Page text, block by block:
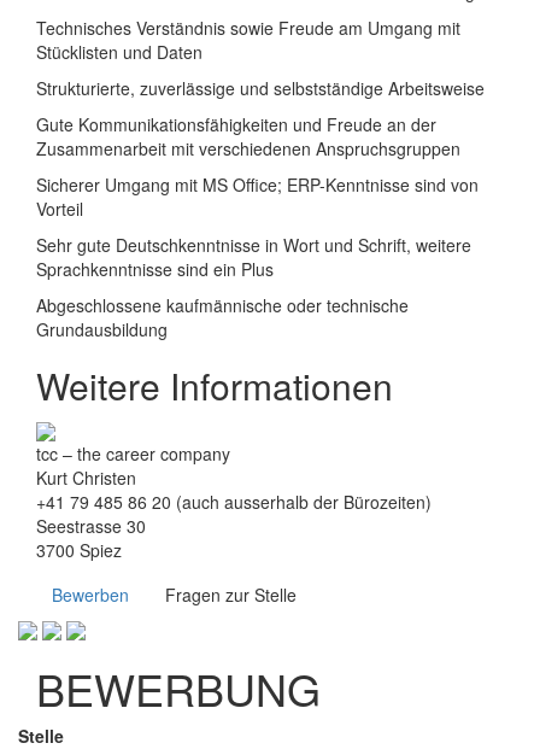
Technisches Verständnis sowie Freude am Umgang mit
Stücklisten und Daten
Strukturierte, zuverlässige und selbstständige Arbeitsweise
Gute Kommunikationsfähigkeiten und Freude an der
Zusammenarbeit mit verschiedenen Anspruchsgruppen
Sicherer Umgang mit MS Office; ERP-Kenntnisse sind von
Vorteil
Sehr gute Deutschkenntnisse in Wort und Schrift, weitere
Sprachkenntnisse sind ein Plus
Abgeschlossene kaufmännische oder technische
Grundausbildung
Weitere Informationen
tcc – the career company
Kurt Christen
+41 79 485 86 20 (auch ausserhalb der Bürozeiten)
Seestrasse 30
3700 Spiez
Bewerben
Fragen zur Stelle
BEWERBUNG
Stelle